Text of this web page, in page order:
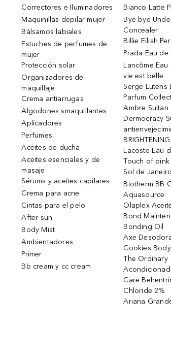
Correctores e Iluminadores
Maquinillas depilar mujer
Bálsamos labiales
Estuches de perfumes de
mujer
Protección solar
Organizadores de
maquillaje
Crema antiarrugas
Algodones smaquillantes
Aplicadores
Perfumes
Aceites de ducha
Aceites esenciales y de
masaje
Sérums y aceites capilares
Crema para acne
Cintas para el pelo
After sun
Body Mist
Ambientadores
Primer
Bb cream y cc cream
Bianco Latte
Bye bye
Concealer
Billie Eilish
Prada Eau de
Lancôme Eau
vie est belle
Serge Lutens
Parfum
Ambre Sultan
Dermocracy
Lacoste Eau
Touch of pink
Sol de
Biotherm BB
Aquasource
Olaplex
Bond
Bonding Oil
Axe
Cookies
The Ordinary
Care
Chloride 2%
Ariana